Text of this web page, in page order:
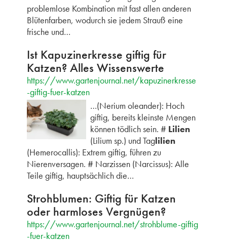
problemlose Kombination mit fast allen anderen
Blütenfarben, wodurch sie jedem Strauß eine
frische und…
Ist Kapuzinerkresse giftig für
Katzen? Alles Wissenswerte
https://www.gartenjournal.net/kapuzinerkresse
-giftig-fuer-katzen
…(Nerium oleander): Hoch
giftig, bereits kleinste Mengen
können tödlich sein. # Lilien
(Lilium sp.) und Taglilien
(Hemerocallis): Extrem giftig, führen zu
Nierenversagen. # Narzissen (Narcissus): Alle
Teile giftig, hauptsächlich die…
Strohblumen: Giftig für Katzen
oder harmloses Vergnügen?
https://www.gartenjournal.net/strohblume-giftig
-fuer-katzen